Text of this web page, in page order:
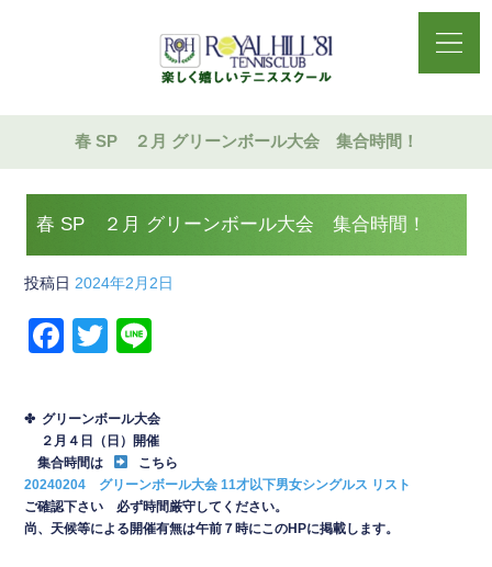
春 SP ２月 グリーンボール大会 集合時間！
春 SP ２月 グリーンボール大会 集合時間！
投稿日 2024年2月2日
F
c
e
b
o
o
T
tt
er
e
✤ グリーンボール大会
２月４日（日）開催
集合時間は
こちら
20240204 グリーンボール大会 11才以下男女シングルス リスト
ご確認下さい 必ず時間厳守してください。
尚、天候等による開催有無は午前７時にこのHPに掲載します。